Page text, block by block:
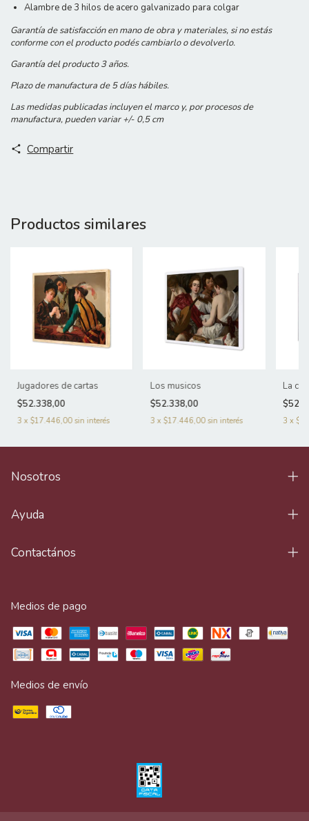
Alambre de 3 hilos de acero galvanizado para colgar
Garantía de satisfacción en mano de obra y materiales, si no estás
conforme con el producto podés cambiarlo o devolverlo.
Garantía del producto 3 años.
Plazo de manufactura de 5 días hábiles.
Las medidas publicadas incluyen el marco y, por procesos de
manufactura, pueden variar +/- 0,5 cm
Compartir
Productos similares
Jugadores de cartas
$52.338,00
3 x $17.446,00 sin interés
Los musicos
$52.338,00
3 x $17.446,00 sin interés
La
3 x
Nosotros
Ayuda
Contactános
Medios de pago
Medios de envío